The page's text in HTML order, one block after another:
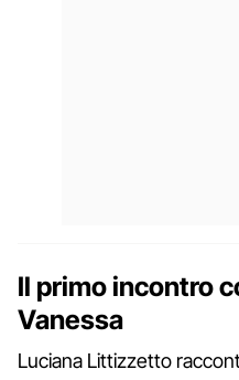
Il primo incontro
Vanessa
Luciana Littizzetto